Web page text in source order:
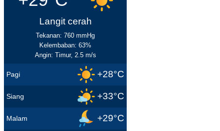
Langit cerah
Tekanan: 760 mmHg
Kelembaban: 63%
Angin: Timur, 2.5 m/s
Pagi +28°C
Siang +33°C
Malam +29°C